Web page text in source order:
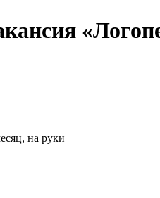
на руки